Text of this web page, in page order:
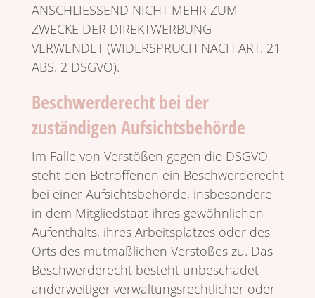
ANSCHLIESSEND NICHT MEHR ZUM
ZWECKE DER DIREKTWERBUNG
VERWENDET (WIDERSPRUCH NACH ART. 21
ABS. 2 DSGVO).
Beschwerde­recht bei der
zuständigen Aufsichtsbehörde
Im Falle von Verstößen gegen die DSGVO
steht den Betrof­fenen ein Beschwer­de­recht
bei einer Aufsichts­be­hörde, insbe­son­dere
in dem Mitglied­staat ihres gewöhn­li­chen
Aufent­halts, ihres Arbeits­platzes oder des
Orts des mutmaß­li­chen Verstoßes zu. Das
Beschwer­de­recht besteht unbe­schadet
ander­wei­tiger verwal­tungs­recht­li­cher oder